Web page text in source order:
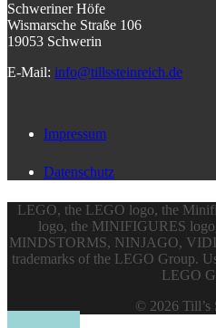
Schweriner Höfe
Wismarsche Straße 106
19053 Schwerin
E-Mail: info@tillssteinreich.de
Impressum
Datenschutz
LEGO, the LEGO logo, the
logo, the MINIFIGURES
MINDSTORMS, NINJAGO,
trademarks of the LEGO Group.
LEGO
© 2026 Till’s